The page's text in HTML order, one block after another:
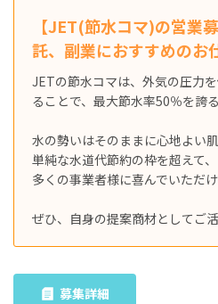
【JET(節水コマ)の営業
託、副業におすすめのお
JETの節水コマは、外気の圧力
ることで、最大節水率50％を誇
水の勢いはそのままに心地よい
単純な水道代節約の枠を超えて、
多くの事業者様に喜んでいただけ
ぜひ、自身の提案商材としてご活
募集詳細